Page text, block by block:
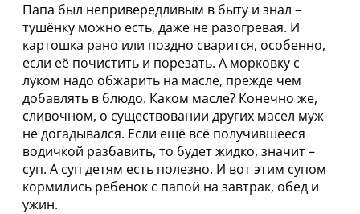
Папа был непривередливым в быту и знал –
тушёнку можно есть, даже не разогревая. И
картошка рано или поздно сварится, особенно,
если её почистить и порезать. А морковку с
луком надо обжарить на масле, прежде чем
добавлять в блюдо. Каком масле? Конечно же,
сливочном, о существовании других масел муж
не догадывался. Если ещё всё получившееся
водичкой разбавить, то будет жидко, значит –
суп. А суп детям есть полезно. И вот этим супом
кормились ребенок с папой на завтрак, обед и
ужин.